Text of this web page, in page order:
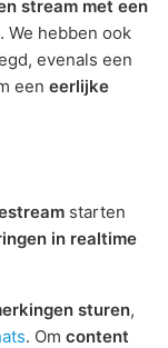
stream met een
We hebben ook
evenals een
een eerlijke
starten
in realtime
sturen,
. Om content